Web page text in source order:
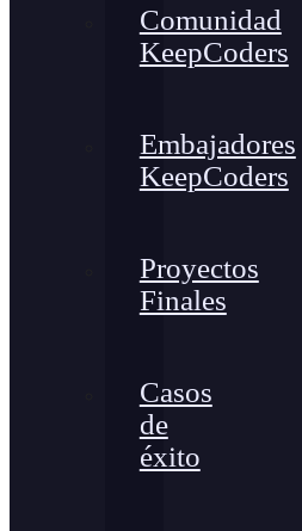
Comunidad
KeepCoders
Embajadores
KeepCoders
Proyectos
Finales
Casos
de
éxito